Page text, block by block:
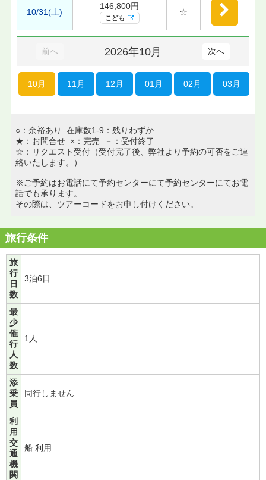
10/31(土)
146,800円
こども
☆
前へ 2026年10月 次へ
10月 11月 12月 01月 02月 03月
○：余裕あり 在庫数1-9：残りわずか
★：お問合せ ×：完売 －：受付終了
☆：リクエスト受付（受付完了後、弊社より予約の可否をご連
絡いたします。）
※ご予約はお電話にて予約センターにて予約センターにてお電
話でも承ります。
その際は、ツアーコードをお申し付けください。
旅行条件
旅
行
日
数
3泊6日
最
少
催
行
人
数
1人
添
乗
員
同行しません
利
用
交
通
機
関
船 利用